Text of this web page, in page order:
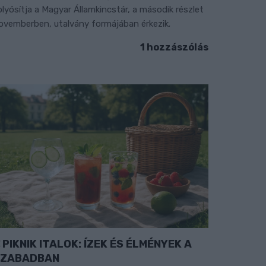
a Magyar Államkincstár, a második részlet
utalvány formájában érkezik.
1 hozzászólás
PIKNIK ITALOK: ÍZEK ÉS ÉLMÉNYEK A